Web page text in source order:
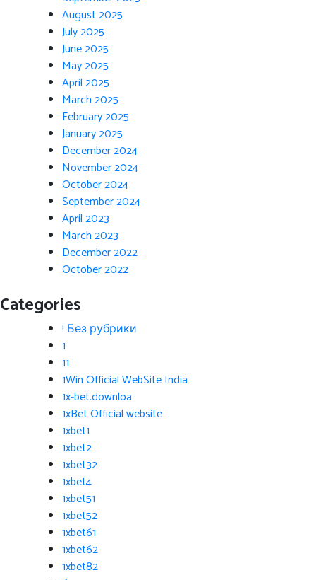
August 2025
July 2025
June 2025
May 2025
April 2025
March 2025
February 2025
January 2025
December 2024
November 2024
October 2024
September 2024
April 2023
March 2023
December 2022
October 2022
Categories
! Без рубрики
1
11
1Win Official WebSite India
1x-bet.downloa
1xBet Official website
1xbet1
1xbet2
1xbet32
1xbet4
1xbet51
1xbet52
1xbet61
1xbet62
1xbet82